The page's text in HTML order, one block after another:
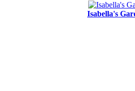
Isabella's